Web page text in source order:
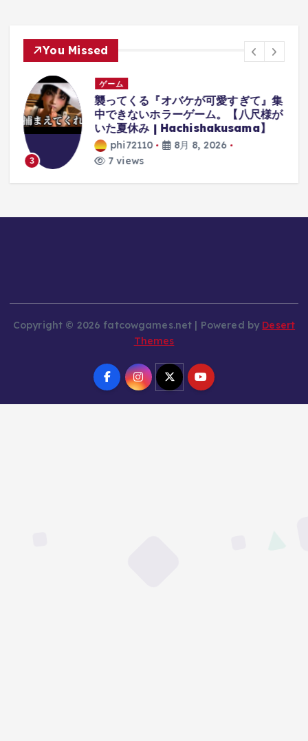
You Missed
3
ゲーム
襲ってくる『オバケが可愛すぎて』集
中できないホラーゲーム。【八尺様が
いた夏休み | Hachishakusama】
phi72110
8月 8, 2026
7 views
Copyright © 2026 fatcowgames.net | Powered by Desert
Themes